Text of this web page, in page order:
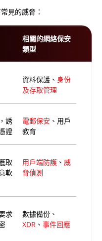
見的威脅：
相關的網絡保安
類型
資料保護、 身份
及存取管理
誘
證
電郵保安 、用戶
教育
取
軟
用戶端防護、 威
脅偵測
求
數據備份、
XDR、 事件回應